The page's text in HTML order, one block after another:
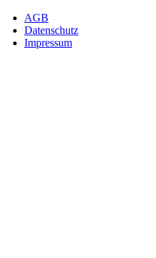
AGB
Datenschutz
Impressum